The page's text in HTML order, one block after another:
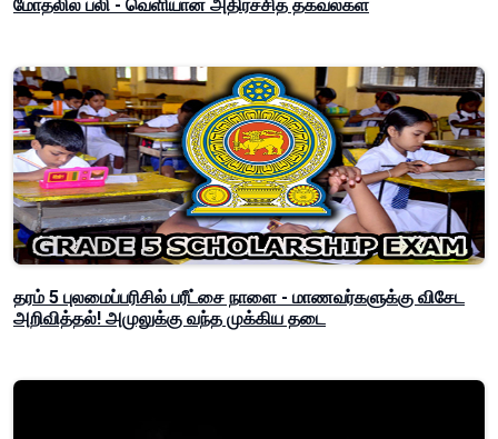
மோதலில் பலி - வெளியான அதிர்ச்சித் தகவல்கள்
தரம் 5 புலமைப்பரிசில் பரீட்சை நாளை - மாணவர்களுக்கு விசேட
அறிவித்தல்! அமுலுக்கு வந்த முக்கிய தடை